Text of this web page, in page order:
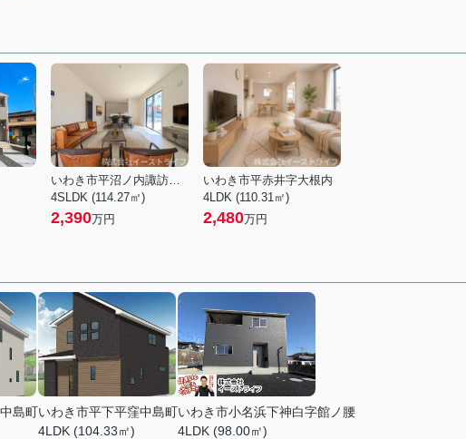
いわき市平沼ノ内諏訪原２丁目
4SLDK (114.27㎡)
2,390万円
いわき市平赤井字大根内
4LDK (110.31㎡)
2,480万円
島町いわき市平下平窪中島町
4LDK (104.33㎡)
いわき市小名浜下神白字館ノ腰
4LDK (98.00㎡)